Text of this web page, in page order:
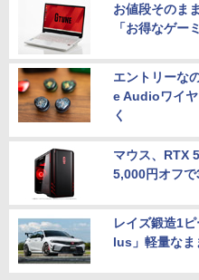
お値段そのま
「お得なゲー
エントリーな
e Audioワイ
く
マウス、RTX
5,000円オフで
レイズ鍛造1
lus」軽量なま